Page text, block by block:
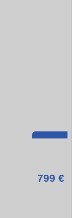
799 €